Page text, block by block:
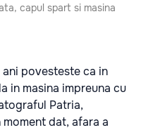
capul spart si masina
povesteste ca in
in masina impreuna cu
Patria,
dat, afara a